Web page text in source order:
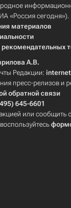
«Россия сегодня»).
материалов
А.В.
Редакции:
пресс-релизов и
обратной связи
645-6601
или сообщить